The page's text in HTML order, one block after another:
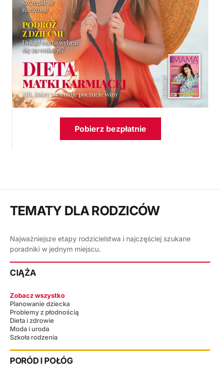
Pobierz bezpłatnie
TEMATY DLA RODZICÓW
Najważniejsze etapy rodzicielstwa i najczęściej szukane
poradniki w jednym miejscu.
CIĄŻA
Zobacz wszystko
Planowanie dziecka
Problemy z płodnością
Dieta i zdrowie
Moda i uroda
Szkoła rodzenia
PORÓD I POŁÓG